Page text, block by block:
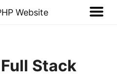
Website
Stack